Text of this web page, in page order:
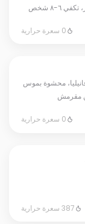
٦-٨ شخص
0 سعرة حرارية
محشوة بموس
مقرمش
0 سعرة حرارية
387 سعرة حرارية